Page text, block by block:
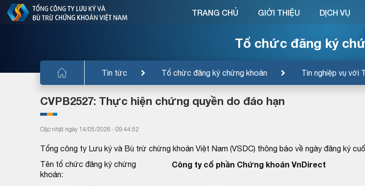
Tổ chức đăng ký
Tin tức Tổ chức đăng ký chứng khoán Tin nghiệp vụ với
TRANG CHỦ GIỚI THIỆU DỊCH VỤ
CVPB2527: Thực hiện chứng quyền do đáo hạn
Cập nhật ngày 14/05/2026 - 09:44:52
Tổng công ty Lưu ký và Bù trừ chứng khoán Việt Nam (VSDC) thông báo về ngày đăng ký
Tên tổ chức đăng ký chứng
khoán:
Công ty cổ phần Chứng khoán VnDirect